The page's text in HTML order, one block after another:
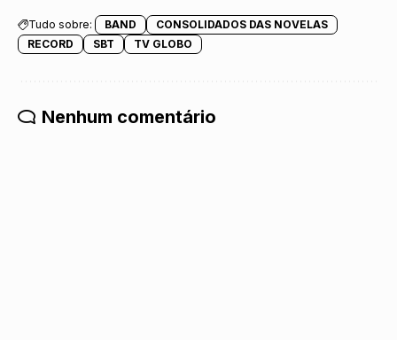
Tudo sobre: BAND
CONSOLIDADOS DAS NOVELAS
RECORD
SBT TV GLOBO
Nenhum comentário